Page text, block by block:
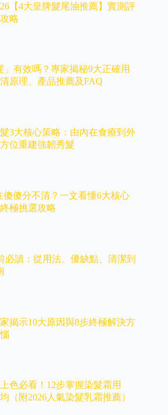
【4大皇牌髮尾油推薦】實測評
略
」有效嗎？專家揭秘9大正確用
原理、產品推薦及FAQ
3大核心策略：由內在食療到外
位重建強韌秀髮
傻傻分不清？一文看懂6大核心
極挑選攻略
必讀：從用法、優缺點、清潔到
揭示10大原因與8步終極解決方
色必看！12步掌握染髮霜用
（附2026人氣染髮乳霜推薦）